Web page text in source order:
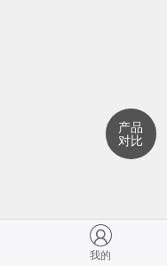
产品
对比
我的